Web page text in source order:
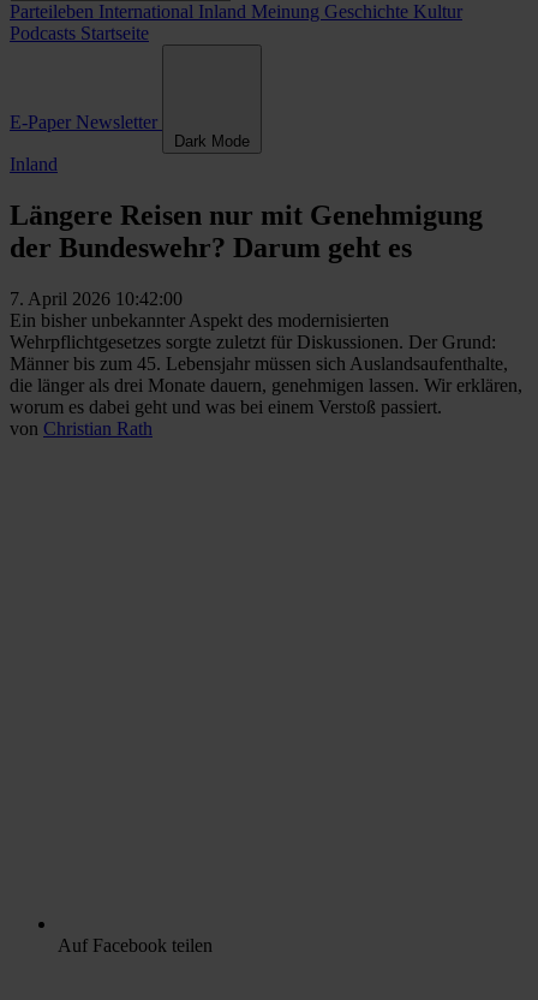
Parteileben International Inland Meinung Geschichte Kultur
Podcasts Startseite
E-Paper Newsletter
Dark Mode
Inland
Längere Reisen nur mit Genehmigung
der Bundeswehr? Darum geht es
7. April 2026 10:42:00
Ein bisher unbekannter Aspekt des modernisierten
Wehrpflichtgesetzes sorgte zuletzt für Diskussionen. Der Grund:
Männer bis zum 45. Lebensjahr müssen sich Auslandsaufenthalte,
die länger als drei Monate dauern, genehmigen lassen. Wir erklären,
worum es dabei geht und was bei einem Verstoß passiert.
von Christian Rath
Auf Facebook teilen